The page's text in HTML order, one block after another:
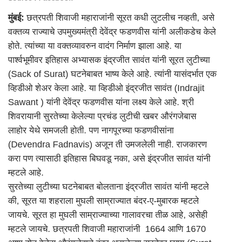
मुंबई: छत्रपती शिवाजी महाराजांनी सूरत कधी लुटलीच नव्हती, असे
वक्तव्य राज्याचे उपमुख्यमंत्री देवेंद्र फडणवीस यांनी अलीकडेच केले
होते. त्यांच्या या वक्तव्यावरुन वादंग निर्माण झाला आहे. या
पार्श्वभूमीवर इतिहास अभ्यासक इंद्रजीत सावंत यांनी सूरत लुटीच्या
(Sack of Surat) घटनेबाबत भाष्य केले आहे. त्यांनी यासंदर्भात एक
व्हिडीओ शेअर केला आहे. या व्हिडीओ इंद्रजीत सावंत (Indrajit
Sawant ) यांनी देवेंद्र फडणवीस यांना लक्ष्य केले आहे. श्री
शिवरायानी सुरतेच्या केलेल्या प्रचंड लुटीची खबर औरंगजेबास
लाहोर येथे समजली होती. पण नागपूरच्या फडणवीसांना
(Devendra Fadnavis) अजून ती उमजलेली नाही. राजकारण
करा पण त्यासाठी इतिहास बिघवडू नका, असे इंद्रजीत सावंत यांनी
म्हटले आहे.
सुरतेच्या लुटीच्या घटनेबाबत बोलताना इंद्रजीत सावंत यांनी म्हटले
की, सूरत या शहराला मुघली साम्राज्यात बंदर-ए-मुबारक म्हटले
जायचे. सूरत हा मुघली साम्राज्याच्या गालावरचा तीळ आहे, असेही
म्हटले जायचे. छत्रपती शिवाजी महाराजांनी 1664 आणि 1670